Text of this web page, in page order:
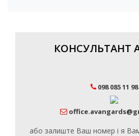
КОНСУЛЬТАНТ
098 085 11 98
або залиште Ваш номер і я